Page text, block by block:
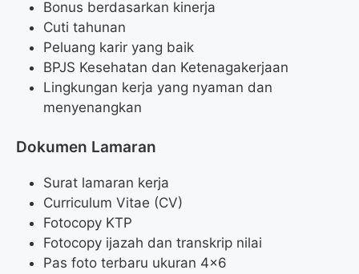
Bonus berdasarkan kinerja
Cuti tahunan
Peluang karir yang baik
BPJS Kesehatan dan Ketenagakerjaan
Lingkungan kerja yang nyaman dan
menyenangkan
Dokumen Lamaran
Surat lamaran kerja
Curriculum Vitae (CV)
Fotocopy KTP
Fotocopy ijazah dan transkrip nilai
Pas foto terbaru ukuran 4×6